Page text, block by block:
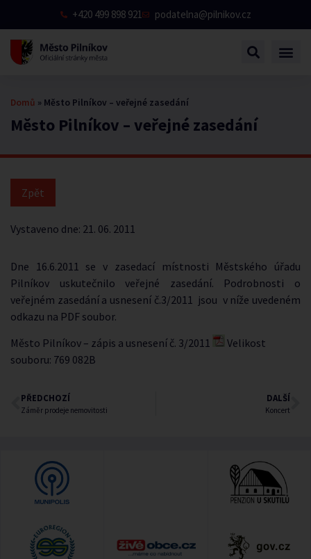
+420 499 898 921 podatelna@pilnikov.cz
Město Pilníkov – veřejné zasedání
Domů » Město Pilníkov – veřejné zasedání
Vystaveno dne: 21. 06. 2011
Dne 16.6.2011 se v zasedací místnosti Městského úřadu
Pilníkov uskutečnilo veřejné zasedání. Podrobnosti o
veřejném zasedání a usnesení č.3/2011 jsou v níže uvedeném
odkazu na PDF soubor.
Město Pilníkov – zápis a usnesení č. 3/2011
Velikost
souboru: 769 082B
PŘEDCHOZÍ
Záměr prodeje nemovitosti
DALŠÍ
Koncert